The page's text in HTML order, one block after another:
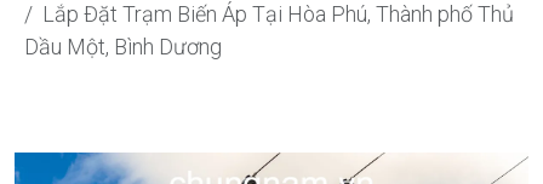
Lắp Đặt Trạm Biến Áp Tại Hòa Phú, Thành phố Thủ
Dầu Một, Bình Dương